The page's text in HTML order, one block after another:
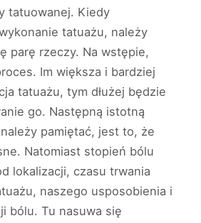
tatuowanej. Kiedy
tatuażu, należy
parę rzeczy. Na wstępie,
Im większa i bardziej
tatuażu, tym dłużej będzie
go. Następną istotną
pamiętać, jest to, że
Natomiast stopień bólu
lokalizacji, czasu trwania
naszego usposobienia i
bólu. Tu nasuwa się